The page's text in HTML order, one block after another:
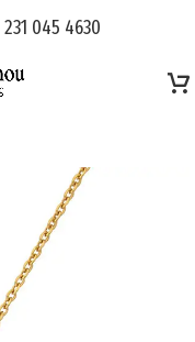
231 045 4630